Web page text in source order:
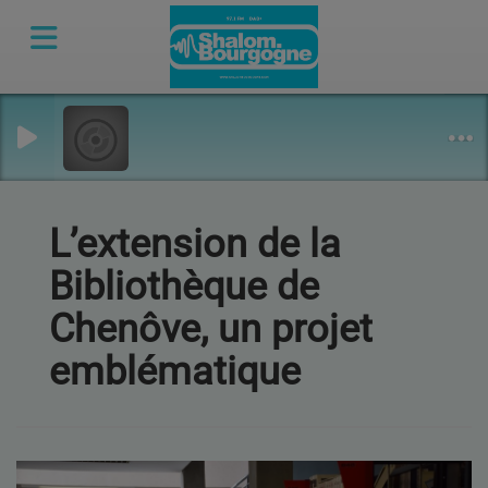
L’extension de la
Bibliothèque de
Chenôve, un projet
emblématique